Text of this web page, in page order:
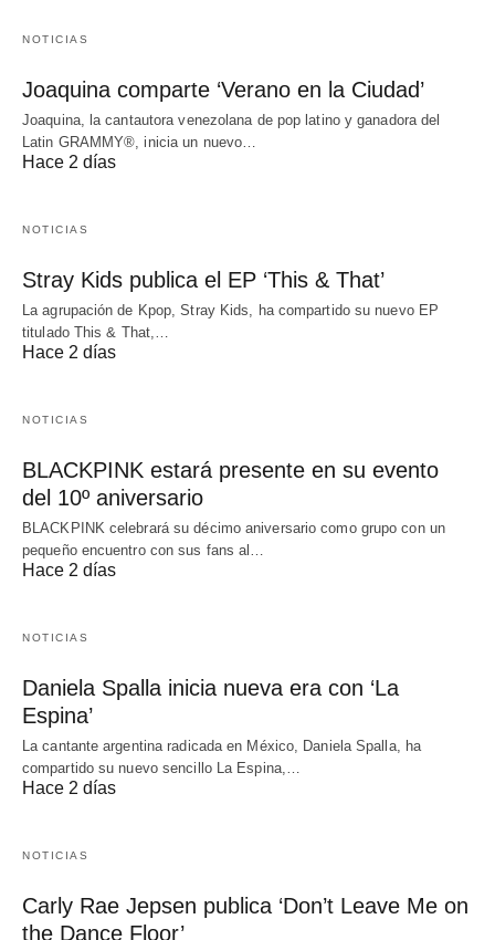
NOTICIAS
Joaquina comparte ‘Verano en la Ciudad’
Joaquina, la cantautora venezolana de pop latino y ganadora del
Latin GRAMMY®, inicia un nuevo…
Hace 2 días
NOTICIAS
Stray Kids publica el EP ‘This & That’
La agrupación de Kpop, Stray Kids, ha compartido su nuevo EP
titulado This & That,…
Hace 2 días
NOTICIAS
BLACKPINK estará presente en su evento
del 10º aniversario
BLACKPINK celebrará su décimo aniversario como grupo con un
pequeño encuentro con sus fans al…
Hace 2 días
NOTICIAS
Daniela Spalla inicia nueva era con ‘La
Espina’
La cantante argentina radicada en México, Daniela Spalla, ha
compartido su nuevo sencillo La Espina,…
Hace 2 días
NOTICIAS
Carly Rae Jepsen publica ‘Don’t Leave Me on
the Dance Floor’